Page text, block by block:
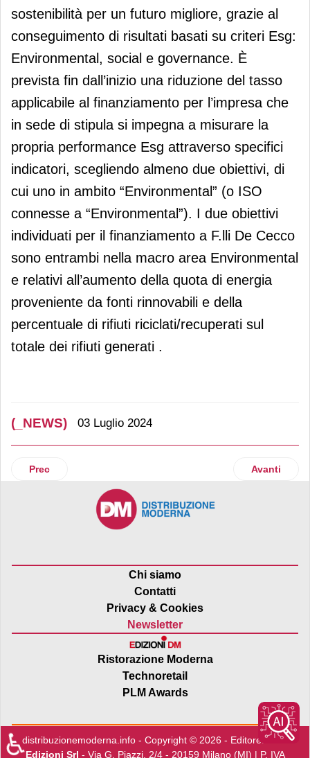
sostenibilità per un futuro migliore, grazie al
conseguimento di risultati basati su criteri Esg:
Environmental, social e governance. È
prevista fin dall’inizio una riduzione del tasso
applicabile al finanziamento per l’impresa che
in sede di stipula si impegna a misurare la
propria performance Esg attraverso specifici
indicatori, scegliendo almeno due obiettivi, di
cui uno in ambito “Environmental” (o ISO
connesse a “Environmental”). I due obiettivi
individuati per il finanziamento a F.lli De Cecco
sono entrambi nella macro area Environmental
e relativi all’aumento della quota di energia
proveniente da fonti rinnovabili e della
percentuale di rifiuti riciclati/recuperati sul
totale dei rifiuti generati .
(_NEWS) 03 Luglio 2024
Articolo precedente: Un nuovo Mondadori Bookstore a
Prec Articolo
Avanti
Chi siamo
Contatti
Privacy & Cookies
Newsletter
Ristorazione Moderna
Technoretail
PLM Awards
distribuzionemoderna.info - Copyright © 2026 - Editore:Edra
Edizioni Srl - Via G. Piazzi, 2/4 - 20159 Milano (MI) | P. IVA